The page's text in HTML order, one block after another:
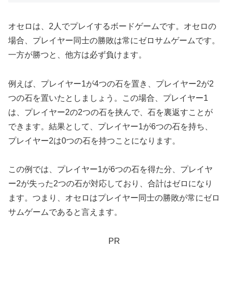
オセロは、2人でプレイするボードゲームです。オセロの
場合、プレイヤー同士の勝敗は常にゼロサムゲームです。
一方が勝つと、他方は必ず負けます。
例えば、プレイヤー1が4つの石を置き、プレイヤー2が2
つの石を置いたとしましょう。この場合、プレイヤー1
は、プレイヤー2の2つの石を挟んで、石を裏返すことが
できます。結果として、プレイヤー1が6つの石を持ち、
プレイヤー2は0つの石を持つことになります。
この例では、プレイヤー1が6つの石を得た分、プレイヤ
ー2が失った2つの石が対応しており、合計はゼロになり
ます。つまり、オセロはプレイヤー同士の勝敗が常にゼロ
サムゲームであると言えます。
PR